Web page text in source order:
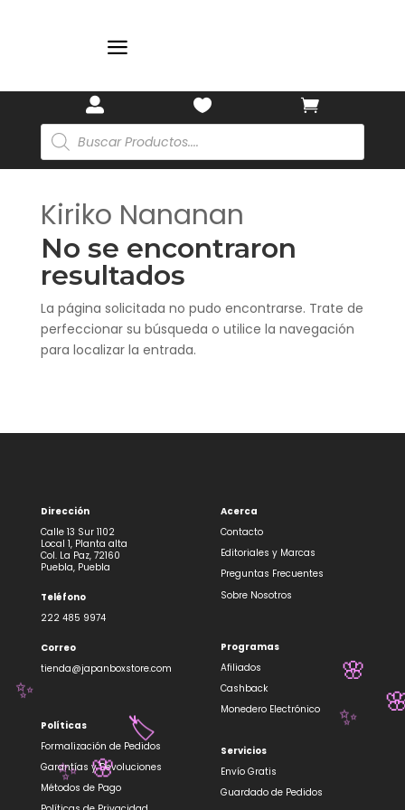
a
 

Búsqueda
de
productos
Kiriko Nananan
No se encontraron
resultados
La página solicitada no pudo encontrarse. Trate de
perfeccionar su búsqueda o utilice la navegación
para localizar la entrada.
Dirección
Calle 13 Sur 1102
Local 1, Planta alta
Col. La Paz, 72160
Puebla, Puebla
Teléfono
222 485 9974
Correo
tienda@japanboxstore.com
Políticas
Formalización de Pedidos
Garantías y Devoluciones
Métodos de Pago
Acerca
Contacto
Editoriales y Marcas
Preguntas Frecuentes
Sobre Nosotros
Programas
Afiliados
Cashback
Monedero Electrónico
Servicios
Envío Gratis
Guardado de Pedidos
🌸
✨
✨
🏷️
✨
🌸